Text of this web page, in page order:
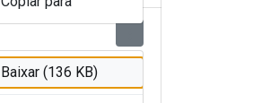
Baixar (136 KB)